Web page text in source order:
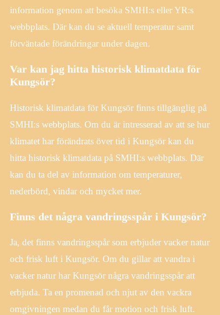
information genom att besöka SMHI:s eller YR:s
webbplats. Där kan du se aktuell temperatur samt
förväntade förändringar under dagen.
Var kan jag hitta historisk klimatdata för
Kungsör?
Historisk klimatdata för Kungsör finns tillgänglig på
SMHI:s webbplats. Om du är intresserad av att se hur
klimatet har förändrats över tid i Kungsör kan du
hitta historisk klimatdata på SMHI:s webbplats. Där
kan du ta del av information om temperaturer,
nederbörd, vindar och mycket mer.
Finns det några vandringsspår i Kungsör?
Ja, det finns vandringsspår som erbjuder vacker natur
och frisk luft i Kungsör. Om du gillar att vandra i
vacker natur har Kungsör några vandringsspår att
erbjuda. Ta en promenad och njut av den vackra
omgivningen medan du får motion och frisk luft.